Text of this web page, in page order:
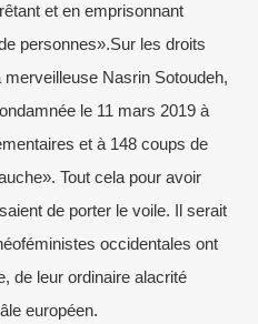
et en emprisonnant
personnes».Sur les droits
Nasrin Sotoudeh,
le 11 mars 2019 à
et à 148 coups de
Tout cela pour avoir
de porter le voile. Il serait
occidentales ont
de leur ordinaire alacrité
européen.